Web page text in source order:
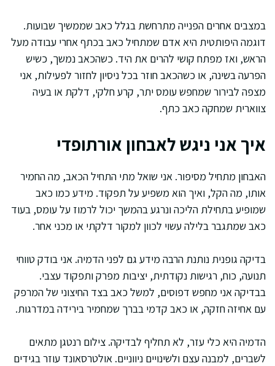
במצבים אחרים הפנייה מתרחשת בגלל כאב שממשיך שבועות.
דוגמה היפותטית היא אדם שמתחיל כאב בכתף אחרי עבודה מעל
הראש, ואז מפתח קושי להרים את היד. כשהכאב נמשך, כשיש
הפרעה בשינה, או כשהכאב חוזר בכל ניסיון לחזור לפעילות, אני
מצפה לבירור שמחפש עומס יתר, קרע חלקי, דלקת או בעיה
צווארית שמחקה כאב כתף.
איך אני ניגש לאבחון אורתופדי
האבחון מתחיל מסיפור. אני שואל מתי התחיל הכאב, מה החמיר
אותו, מה הקל, ואיך הוא משפיע על תפקוד. מידע כמו כאב
שמופיע בתחילת הליכה ונרגע בהמשך יכול לרמוז על עומס, בעוד
כאב שמתגבר בלילה עשוי לכוון למקור דלקתי או מכני אחר.
בדיקה גופנית נותנת הרבה מידע גם לפני הדמיה. אני בודק טווחי
תנועה, כוח, רגישות נקודתית, יציבות מפרק ותפקוד עצבי.
בבדיקה אני מחפש דפוסים, למשל כאב בצד החיצוני של המרפק
עם אחיזה חזקה, או כאב קדמי בברך שמחמיר בירידה במדרגות.
הדמיה היא כלי עזר, לא תחליף לבדיקה. צילום רנטגן מתאים
לשברים, למבנה עצם ולשינויים ניווניים. אולטרסאונד עוזר בגידים